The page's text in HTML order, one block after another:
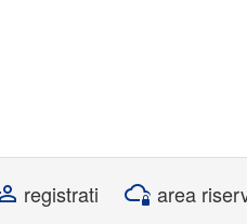
registrati area